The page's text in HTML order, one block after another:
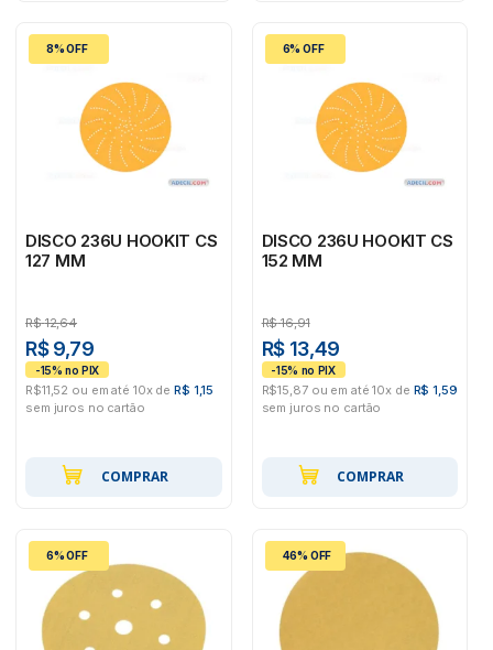
8% OFF
DISCO 236U HOOKIT CS
127 MM
R$ 12,64
R$ 9,79
R$11,52 ou em até 10x de R$ 1,15
sem juros no cartão
COMPRAR
6% OFF
DISCO 236U HOOKIT CS
152 MM
R$ 16,91
R$ 13,49
R$15,87 ou em até 10x de R$ 1,59
sem juros no cartão
COMPRAR
6% OFF 46% OFF